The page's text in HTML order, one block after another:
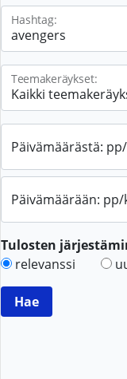
Hashtag:
Teemakeräykset:
Päivämäärästä:
Päivämäärään:
Tulosten
relevanssi